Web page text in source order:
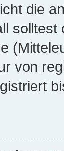
die
solltest
von